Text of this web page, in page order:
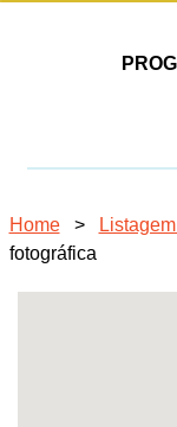
Home >
fotográfica